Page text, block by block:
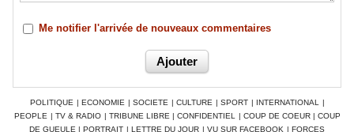
Me notifier l'arrivée de nouveaux commentaires
POLITIQUE | ECONOMIE | SOCIETE | CULTURE | SPORT | INTERNATIONAL
|
PEOPLE | TV & RADIO | TRIBUNE LIBRE | CONFIDENTIEL | COUP DE COEUR | COUP
DE GUEULE | PORTRAIT | LETTRE DU JOUR | VU SUR FACEBOOK | FORCES